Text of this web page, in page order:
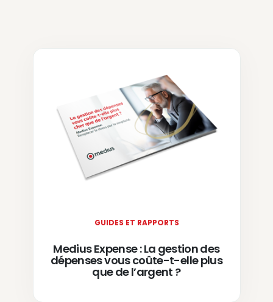
GUIDES ET RAPPORTS
Medius Expense : La gestion des
dépenses vous coûte-t-elle plus
que de l’argent ?